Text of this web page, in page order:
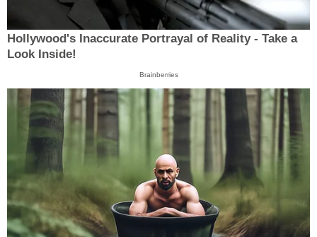
Hollywood's Inaccurate Portrayal of Reality - Take a
Look Inside!
Brainberries